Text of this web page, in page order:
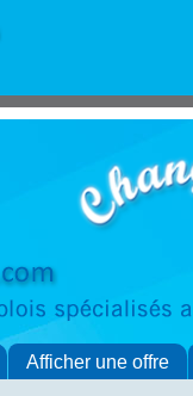
Afficher une offre